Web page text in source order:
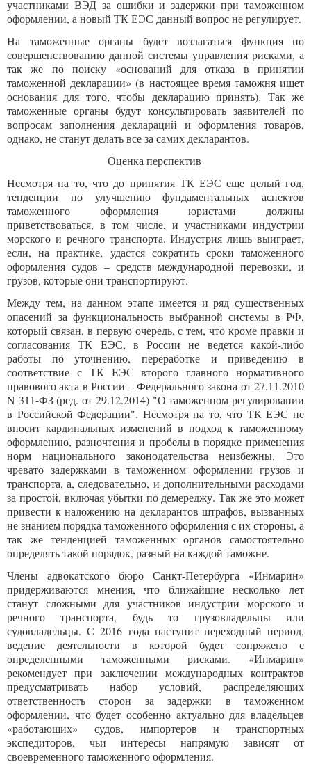
участниками ВЭД за ошибки и задержки при таможенном
оформлении, а новый ТК ЕЭС данный вопрос не регулирует.
На таможенные органы будет возлагаться функция по
совершенствованию данной системы управления рисками, а
так же по поиску «оснований для отказа в принятии
таможенной декларации» (в настоящее время таможня ищет
основания для того, чтобы декларацию принять). Так же
таможенные органы будут консультировать заявителей по
вопросам заполнения деклараций и оформления товаров,
однако, не станут делать все за самих декларантов.
Оценка перспектив
Несмотря на то, что до принятия ТК ЕЭС еще целый год,
тенденции по улучшению фундаментальных аспектов
таможенного оформления юристами должны
приветствоваться, в том числе, и участниками индустрии
морского и речного транспорта. Индустрия лишь выиграет,
если, на практике, удастся сократить сроки таможенного
оформления судов – средств международной перевозки, и
грузов, которые они транспортируют.
Между тем, на данном этапе имеется и ряд существенных
опасений за функциональность выбранной системы в РФ,
который связан, в первую очередь, с тем, что кроме правки и
согласования ТК ЕЭС, в России не ведется какой-либо
работы по уточнению, переработке и приведению в
соответствие с ТК ЕЭС второго главного нормативного
правового акта в России – Федерального закона от 27.11.2010
N 311-ФЗ (ред. от 29.12.2014) "О таможенном регулировании
в Российской Федерации". Несмотря на то, что ТК ЕЭС не
вносит кардинальных изменений в подход к таможенному
оформлению, разночтения и пробелы в порядке применения
норм национального законодательства неизбежны. Это
чревато задержками в таможенном оформлении грузов и
транспорта, а, следовательно, и дополнительными расходами
за простой, включая убытки по демереджу. Так же это может
привести к наложению на декларантов штрафов, вызванных
не знанием порядка таможенного оформления с их стороны, а
так же тенденцией таможенных органов самостоятельно
определять такой порядок, разный на каждой таможне.
Члены адвокатского бюро Санкт-Петербурга «Инмарин»
придерживаются мнения, что ближайшие несколько лет
станут сложными для участников индустрии морского и
речного транспорта, будь то грузовладельцы или
судовладельцы. С 2016 года наступит переходный период,
ведение деятельности в которой будет сопряжено с
определенными таможенными рисками. «Инмарин»
рекомендует при заключении международных контрактов
предусматривать набор условий, распределяющих
ответственность сторон за задержки в таможенном
оформлении, что будет особенно актуально для владельцев
«работающих» судов, импортеров и транспортных
экспедиторов, чьи интересы напрямую зависят от
своевременного таможенного оформления.